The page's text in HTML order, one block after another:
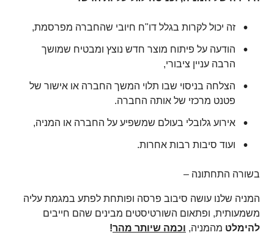
זה יכול לקרות בגלל דו"ח חיובי שהחברה מפרסמת,
הודעה על פיתוח מוצר חדש נוצץ ומבטיח שמושך
הרבה עניין ציבורי,
הצלחה בניסוי שבו תלוי המשך החברה או אישור של
פטנט מרכזי של אותה החברה.
אירוע גלובלי בעולם שמשפיע על החברה או המניה,
ועוד סיבות רבות אחרות.
בשורה התחתונה –
המניה שלנו עושה סיבוב פרסה ופותחת לפתע במגמת עליה
משמעותית, ופתאום השורטיסטים מבינים שהם חייבים
להימלט מהמניה, וכמה שיותר מהר!